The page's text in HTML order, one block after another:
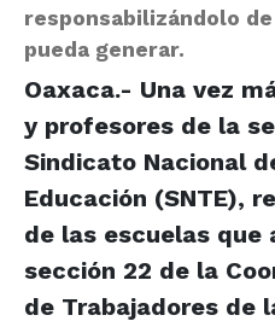
responsabilizándolo
pueda generar.
Oaxaca.- Una vez
y profesores de la
Sindicato Nacional
Educación (SNTE),
de las escuelas que
sección 22 de la
de Trabajadores de